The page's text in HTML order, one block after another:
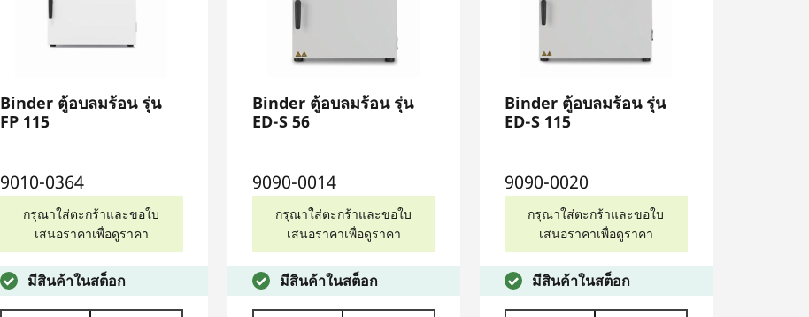
Binder ตู้อบลมร้อน รุ่น
FP 115
9010-0364
กรุณาใส่ตะกร้าและขอใบ
เสนอราคาเพื่อดูราคา
มีสินค้าในสต็อก
Binder ตู้อบลมร้อน รุ่น
ED-S 56
9090-0014
กรุณาใส่ตะกร้าและขอใบ
เสนอราคาเพื่อดูราคา
มีสินค้าในสต็อก
Binder ตู้อบลมร้อน รุ่น
ED-S 115
9090-0020
กรุณาใส่ตะกร้าและขอใบ
เสนอราคาเพื่อดูราคา
มีสินค้าในสต็อก